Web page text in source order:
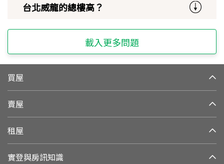
台北威龍的總樓高？
載入更多問題
買屋
賣屋
租屋
實登與房訊知識